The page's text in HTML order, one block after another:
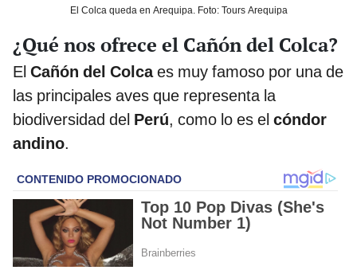
El Colca queda en Arequipa. Foto: Tours Arequipa
¿Qué nos ofrece el Cañón del Colca?
El Cañón del Colcaes muy famoso por una de
las principales aves que representa la
biodiversidad del Perú, como lo es el cóndor
andino.